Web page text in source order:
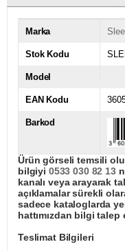
Marka
Stok Kodu
Model
EAN Kodu
Barkod
Ürün görseli temsili
bilgiyi 0533 030 82 13
kanalı veya arayarak
açıklamalar sürekli
sadece kataloglarda
hattımızdan bilgi
Teslimat Bilgileri